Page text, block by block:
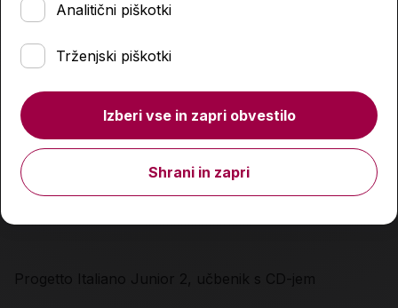
Progetto Italiano Junior 2, učbenik s CD-jem
Analitični piškotki
Trženjski piškotki
Izberi vse in zapri obvestilo
Shrani in zapri